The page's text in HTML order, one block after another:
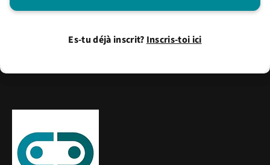
Es-tu déjà inscrit? Inscris-toi ici